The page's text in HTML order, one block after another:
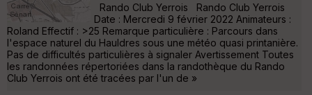
Rando Club Yerrois Rando Club Yerrois
Date : Mercredi 9 février 2022 Animateurs :
Roland Effectif : >25 Remarque particulière : Parcours dans
l'espace naturel du Hauldres sous une météo quasi printanière.
Pas de difficultés particulières à signaler Avertissement Toutes
les randonnées répertoriées dans la randothèque du Rando
Club Yerrois ont été tracées par l'un de »